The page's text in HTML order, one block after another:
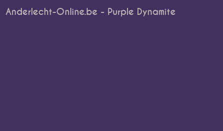
Anderlecht-Online.be - Purple Dynamite